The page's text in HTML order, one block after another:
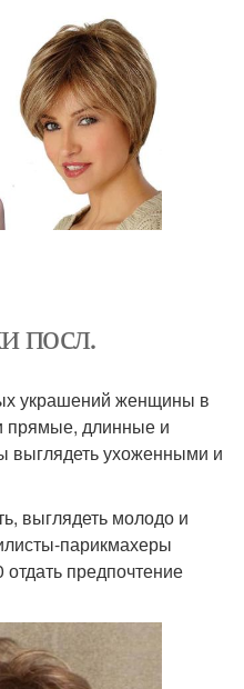
посл.
украшений женщины в
прямые, длинные и
выглядеть ухоженными и
выглядеть молодо и
парикмахеры
предпочтение